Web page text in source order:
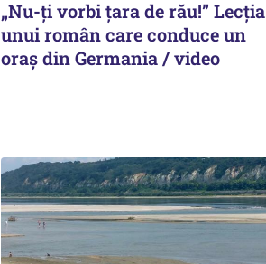
„Nu-ți vorbi țara de rău!” Lecția
unui român care conduce un
oraș din Germania / video